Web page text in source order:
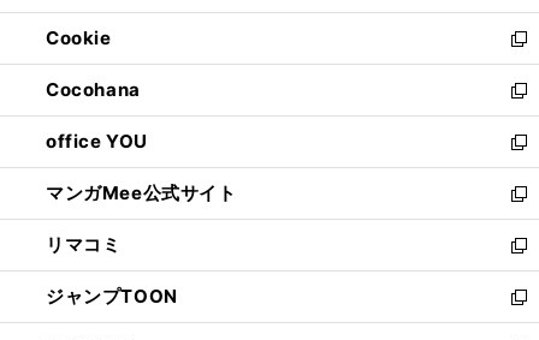
開
く
ウ
で
開
く
ン
ド
ウ
で
開
く
ウ
ィ
ン
ド
ウ
で
開
く
Cookie
新
し
い
ウ
ィ
ン
ド
ウ
で
開
く
Cocohana
新
し
い
ウ
ィ
ン
ド
ウ
で
開
office YOU
新
し
い
ウ
ィ
ン
ド
ウ
マンガMee公式サイト
新
し
い
ウ
ィ
ン
リマコミ
新
し
い
ウ
ジャンプTOON
新
し